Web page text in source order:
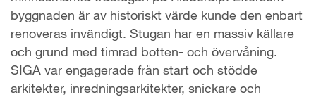
byggnaden är av historiskt värde kunde den enbart
renoveras invändigt. Stugan har en massiv källare
och grund med timrad botten- och övervåning.
SIGA var engagerade från start och stödde
arkitekter, inredningsarkitekter, snickare och